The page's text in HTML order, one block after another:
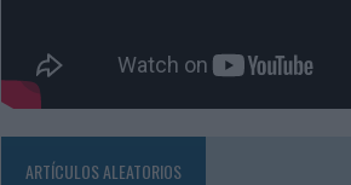
ARTÍCULOS ALEATORIOS